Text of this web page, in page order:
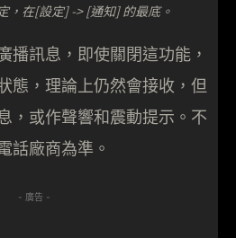
，在[設定] -> [通知] 的最底。
播訊息，即使關閉這功能，
態，理論上仍然會接收，但
，或作聲響和震動提示。不
話廠商為準。
- 廣告 -